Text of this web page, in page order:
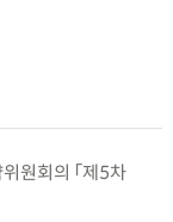
원회의 「제5차